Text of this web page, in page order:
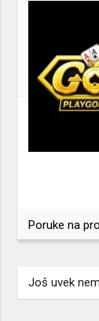
Poruke na
Još uvek